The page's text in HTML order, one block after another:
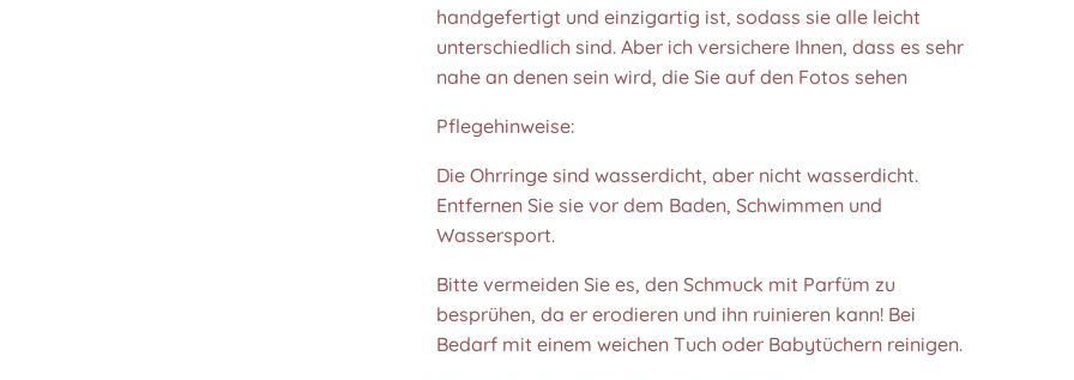
handgefertigt und einzigartig ist, sodass sie alle leicht
unterschiedlich sind. Aber ich versichere Ihnen, dass es sehr
nahe an denen sein wird, die Sie auf den Fotos sehen
Pflegehinweise:
Die Ohrringe sind wasserdicht, aber nicht wasserdicht.
Entfernen Sie sie vor dem Baden, Schwimmen und
Wassersport.
Bitte vermeiden Sie es, den Schmuck mit Parfüm zu
besprühen, da er erodieren und ihn ruinieren kann! Bei
Bedarf mit einem weichen Tuch oder Babytüchern reinigen.